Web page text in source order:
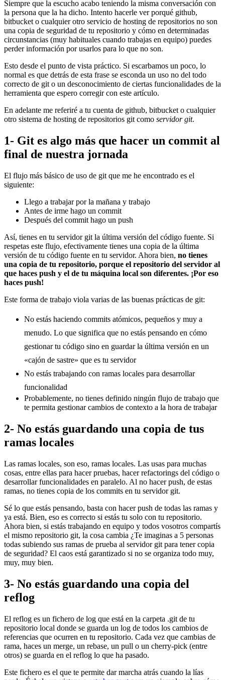
Siempre que la escucho acabo teniendo la misma conversación con
la persona que la ha dicho. Intento hacerle ver porqué github,
bitbucket o cualquier otro servicio de hosting de repositorios no son
una copia de seguridad de tu repositorio y cómo en determinadas
circunstancias (muy habituales cuando trabajas en equipo) puedes
perder información por usarlos para lo que no son.
Esto desde el punto de vista práctico. Si escarbamos un poco, lo
normal es que detrás de esta frase se esconda un uso no del todo
correcto de git o un desconocimiento de ciertas funcionalidades de la
herramienta que espero corregir con este artículo.
En adelante me referiré a tu cuenta de github, bitbucket o cualquier
otro sistema de hosting de repositorios git como servidor git.
1- Git es algo más que hacer un commit al
final de nuestra jornada
El flujo más básico de uso de git que me he encontrado es el
siguiente:
Llego a trabajar por la mañana y trabajo
Antes de irme hago un commit
Después del commit hago un push
Así, tienes en tu servidor git la última versión del código fuente. Si
respetas este flujo, efectivamente tienes una copia de la última
versión de tu código fuente en tu servidor. Ahora bien, no tienes
una copia de tu repositorio, porque el repositorio del servidor al
que haces push y el de tu máquina local son diferentes. ¡Por eso
haces push!
Este forma de trabajo viola varias de las buenas prácticas de git:
No estás haciendo commits atómicos, pequeños y muy a
menudo. Lo que significa que no estás pensando en cómo
gestionar tu código sino en guardar la última versión en un
«cajón de sastre» que es tu servidor
No estás trabajando con ramas locales para desarrollar
funcionalidad
Probablemente, no tienes definido ningún flujo de trabajo que
te permita gestionar cambios de contexto a la hora de trabajar
2- No estás guardando una copia de tus
ramas locales
Las ramas locales, son eso, ramas locales. Las usas para muchas
cosas, entre ellas para hacer pruebas, hacer refactorings del código o
desarrollar funcionalidades en paralelo. Al no hacer push, de estas
ramas, no tienes copia de los commits en tu servidor git.
Sé lo que estás pensando, basta con hacer push de todas las ramas y
ya está. Bien, eso es correcto si estás tu solo con tu repositorio.
Ahora bien, si estás trabajando en equipo y todos vosotros compartís
el mismo repositorio git, la cosa cambia ¿Te imaginas a 5 personas
todas subiendo sus ramas de prueba al servidor git para tener copia
de seguridad? El caos está garantizado si no se organiza todo muy,
muy, muy bien.
3- No estás guardando una copia del
reflog
El reflog es un fichero de log que está en la carpeta .git de tu
repositorio local donde se guarda un log de todos los cambios de
referencias que ocurren en tu repositorio. Cada vez que cambias de
rama, haces un merge, un rebase, un pull o un cherry-pick (entre
otros) se guarda en el reflog lo que ha pasado.
Este fichero es el que te permite dar marcha atrás cuando la lías